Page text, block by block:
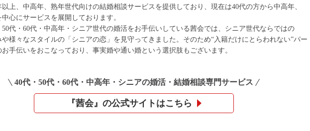
以上、中高年、熟年世代向けの結婚相談サービスを提供しており、現在は40代の方から中高年、
心にサービスを展開しております。
50代・60代・中高年・シニア世代の婚活をお手伝いしている茜会では、シニア世代ならではの
様々なスタイルの「シニアの恋」を見守ってきました。そのため“入籍だけにとらわれない”パー
お手伝いをおこなっており、事実婚や通い婚という選択肢もございます。
40代・50代・60代・中高年・ シニアの婚活・結婚相談専門サービス
『茜会』の公式サイトはこちら